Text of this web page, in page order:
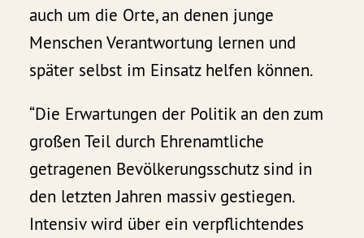
auch um die Orte, an denen junge
Menschen Verantwortung lernen und
später selbst im Einsatz helfen können.
“Die Erwartungen der Politik an den zum
großen Teil durch Ehrenamtliche
getragenen Bevölkerungsschutz sind in
den letzten Jahren massiv gestiegen.
Intensiv wird über ein verpflichtendes